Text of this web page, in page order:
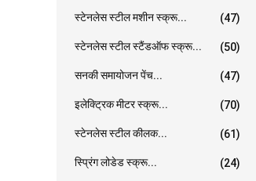
स्टेनलेस स्टील मशीन स्क्रू... (47)
स्टेनलेस स्टील स्टैंडऑफ स्क्रू... (50)
सनकी समायोजन पेंच... (47)
इलेक्ट्रिक मीटर स्क्रू... (70)
स्टेनलेस स्टील कीलक... (61)
स्प्रिंग लोडेड स्क्रू... (24)